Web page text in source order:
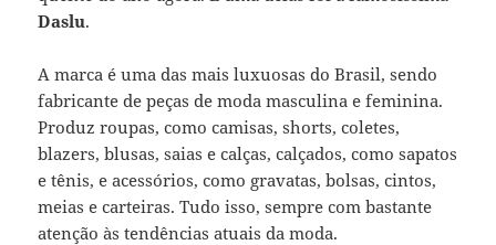
Daslu.
A marca é uma das mais luxuosas do Brasil, sendo
fabricante de peças de moda masculina e feminina.
Produz roupas, como camisas, shorts, coletes,
blazers, blusas, saias e calças, calçados, como sapatos
e tênis, e acessórios, como gravatas, bolsas, cintos,
meias e carteiras. Tudo isso, sempre com bastante
atenção às tendências atuais da moda.